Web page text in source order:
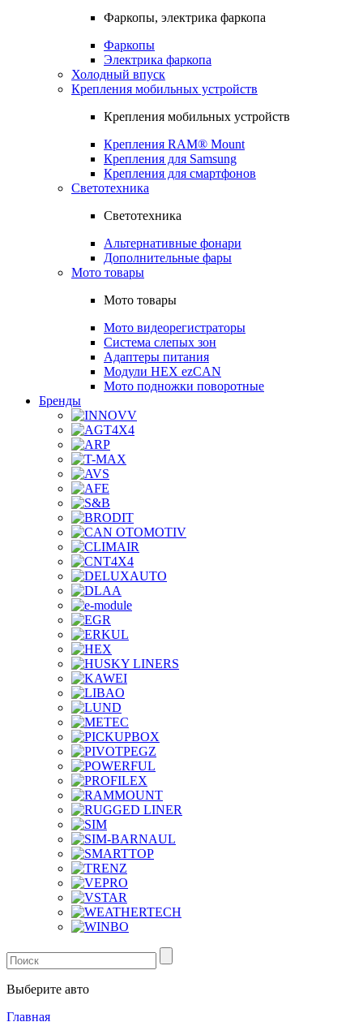
Фаркопы, электрика фаркопа
Фаркопы
Электрика фаркопа
Холодный впуск
Крепления мобильных устройств
Крепления мобильных устройств
Крепления RAM® Mount
Крепления для Samsung
Крепления для смартфонов
Светотехника
Светотехника
Альтернативные фонари
Дополнительные фары
Мото товары
Мото товары
Мото видеорегистраторы
Система слепых зон
Адаптеры питания
Модули HEX ezCAN
Мото подножки поворотные
Бренды
Выберите авто
Главная